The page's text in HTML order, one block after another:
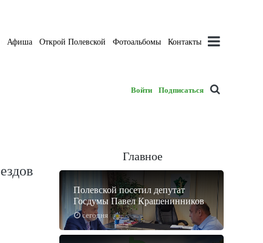
Афиша Открой Полевской Фотоальбомы Контакты
Войти Подписаться
Главное
сегодня
Полевской посетил депутат
Госдумы Павел Крашенинников